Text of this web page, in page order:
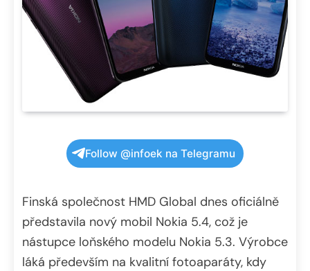
Follow @infoek na Telegramu
Finská společnost HMD Global dnes oficiálně
představila nový mobil Nokia 5.4, což je
nástupce loňského modelu Nokia 5.3. Výrobce
láká především na kvalitní fotoaparáty, kdy